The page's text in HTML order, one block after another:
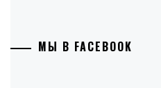
МЫ В FACEBOOK